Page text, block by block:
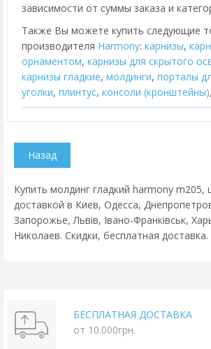
зависимости от суммы заказа и
Также Вы можете купить следующие
производителя Harmony: карнизы,
орнаментом, карнизы для скрытого
карнизы гладкие, молдинги, порталы
уголки, плинтус, консоли (кронштейны),
Купить молдинг гладкий harmony m205,
доставкой в Киев, Одесса,
Запорожье, Львів, Івано-Франківськ,
Николаев. Скидки, бесплатная доставка.
БЕСПЛАТНАЯ ДОСТАВКА
от 10.000грн.